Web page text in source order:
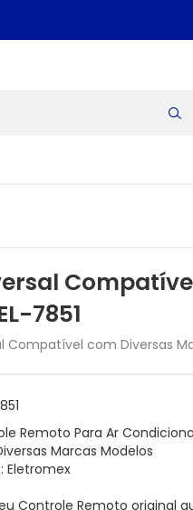
7851
com Diversas
Remoto Para Ar
Marcas Modelos
Eletromex
Controle Remoto original